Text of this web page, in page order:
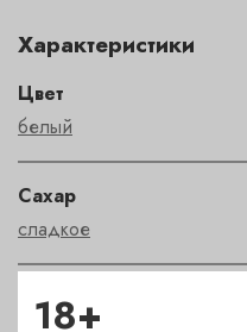
Характеристики
Цвет
белый
Сахар
сладкое
Страна
18+